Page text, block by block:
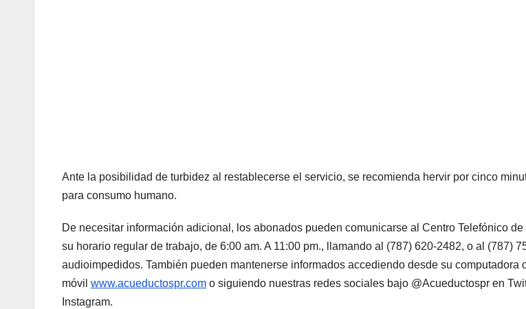
Ante la posibilidad de turbidez al restablecerse el servicio, se recomienda hervir por cinco
para consumo humano.
De necesitar información adicional, los abonados pueden comunicarse al Centro Telefónico
su horario regular de trabajo, de 6:00 am. A 11:00 pm., llamando al (787) 620-2482, o al (787)
audioimpedidos. También pueden mantenerse informados accediendo desde su computadora
móvil www.acueductospr.com o siguiendo nuestras redes sociales bajo @Acueductospr en
Instagram.